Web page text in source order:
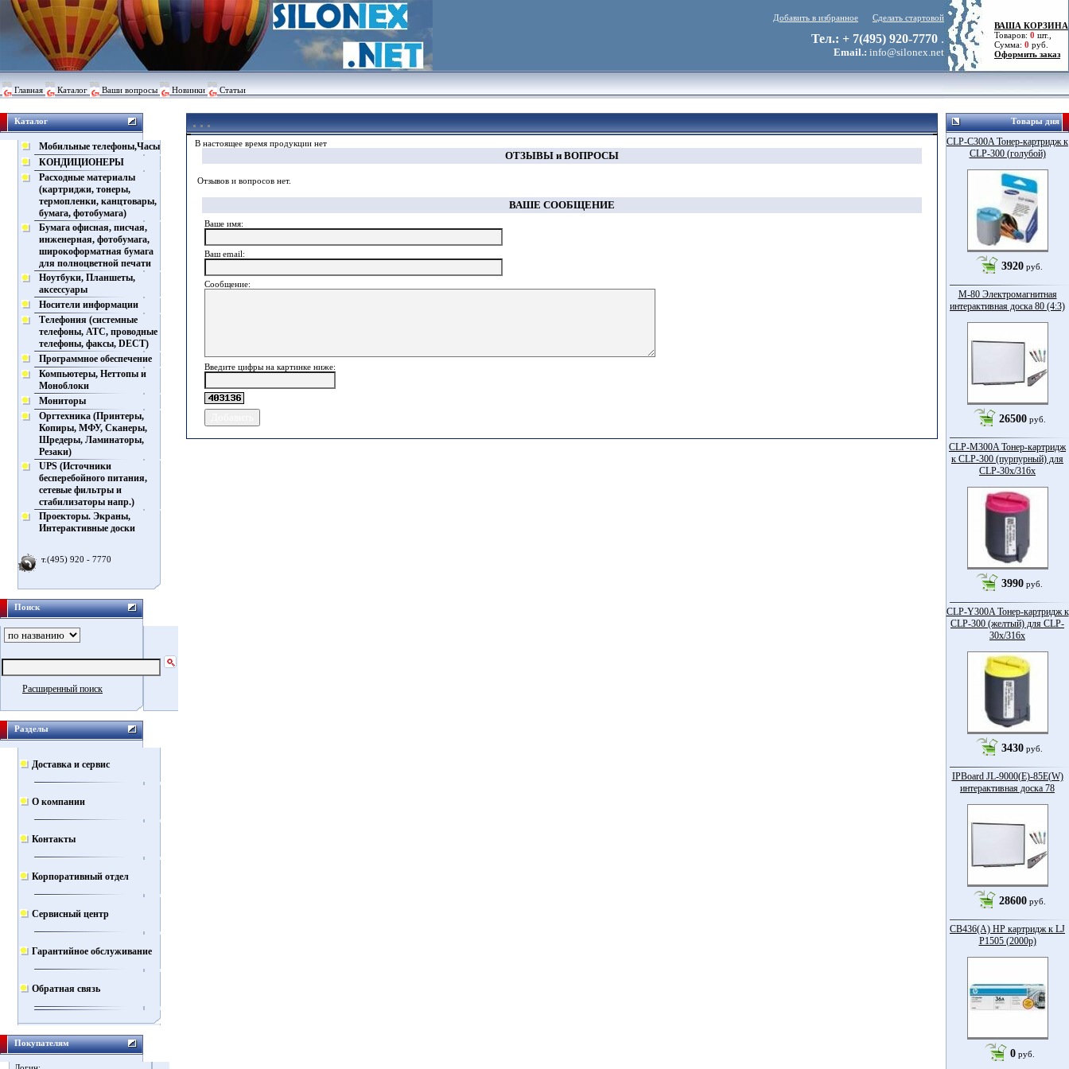
Добавить в избранное Сделать стартовой
Тел.: + 7(495) 920-7770 .
Email.: info@silonex.net
Главная Каталог Ваши вопросы Новинки Статьи
ВАША КОРЗИНА
Товаров: 0 шт.,
Сумма: 0 руб.
Оформить заказ
Каталог
Мобильные телефоны,Часы
КОНДИЦИОНЕРЫ
Расходные материалы
(картриджи, тонеры,
термопленки, канцтовары,
бумага, фотобумага)
Бумага офисная, писчая,
инженерная, фотобумага,
широкоформатная бумага
для полноцветной печати
Ноутбуки, Планшеты,
аксессуары
Носители информации
Телефония (системные
телефоны, АТС, проводные
телефоны, факсы, DECT)
Программное обеспечение
Компьютеры, Неттопы и
Моноблоки
Мониторы
Оргтехника (Принтеры,
Копиры, МФУ, Сканеры,
Шредеры, Ламинаторы,
Резаки)
UPS (Источники
бесперебойного питания,
сетевые фильтры и
стабилизаторы напр.)
Проекторы. Экраны,
Интерактивные доски
т.(495) 920 - 7770
Поиск
Расширенный поиск
Разделы
Доставка и сервис
О компании
Контакты
Корпоративный отдел
Сервисный центр
Гарантийное обслуживание
Обратная связь
Покупателям
В настоящее время продукции нет
ОТЗЫВЫ и ВОПРОСЫ
Отзывов и вопросов нет.
ВАШЕ СООБЩЕНИЕ
Ваше имя:
Ваш еmail:
Сообщение:
Введите цифры на картинке ниже:
Товары дня
CLP-C300A Тонер-картридж к
CLP-300 (голубой)
3920 руб.
M-80 Электромагнитная
интерактивная доска 80 (4:3)
26500 руб.
CLP-M300A Тонер-картридж
к CLP-300 (пурпурный) для
CLP-30x/316x
3990 руб.
CLP-Y300A Тонер-картридж к
CLP-300 (желтый) для CLP-
30x/316x
3430 руб.
IPBoard JL-9000(E)-85Е(W)
интерактивная доска 78
28600 руб.
CB436(A) HP картридж к LJ
P1505 (2000p)
0 руб.